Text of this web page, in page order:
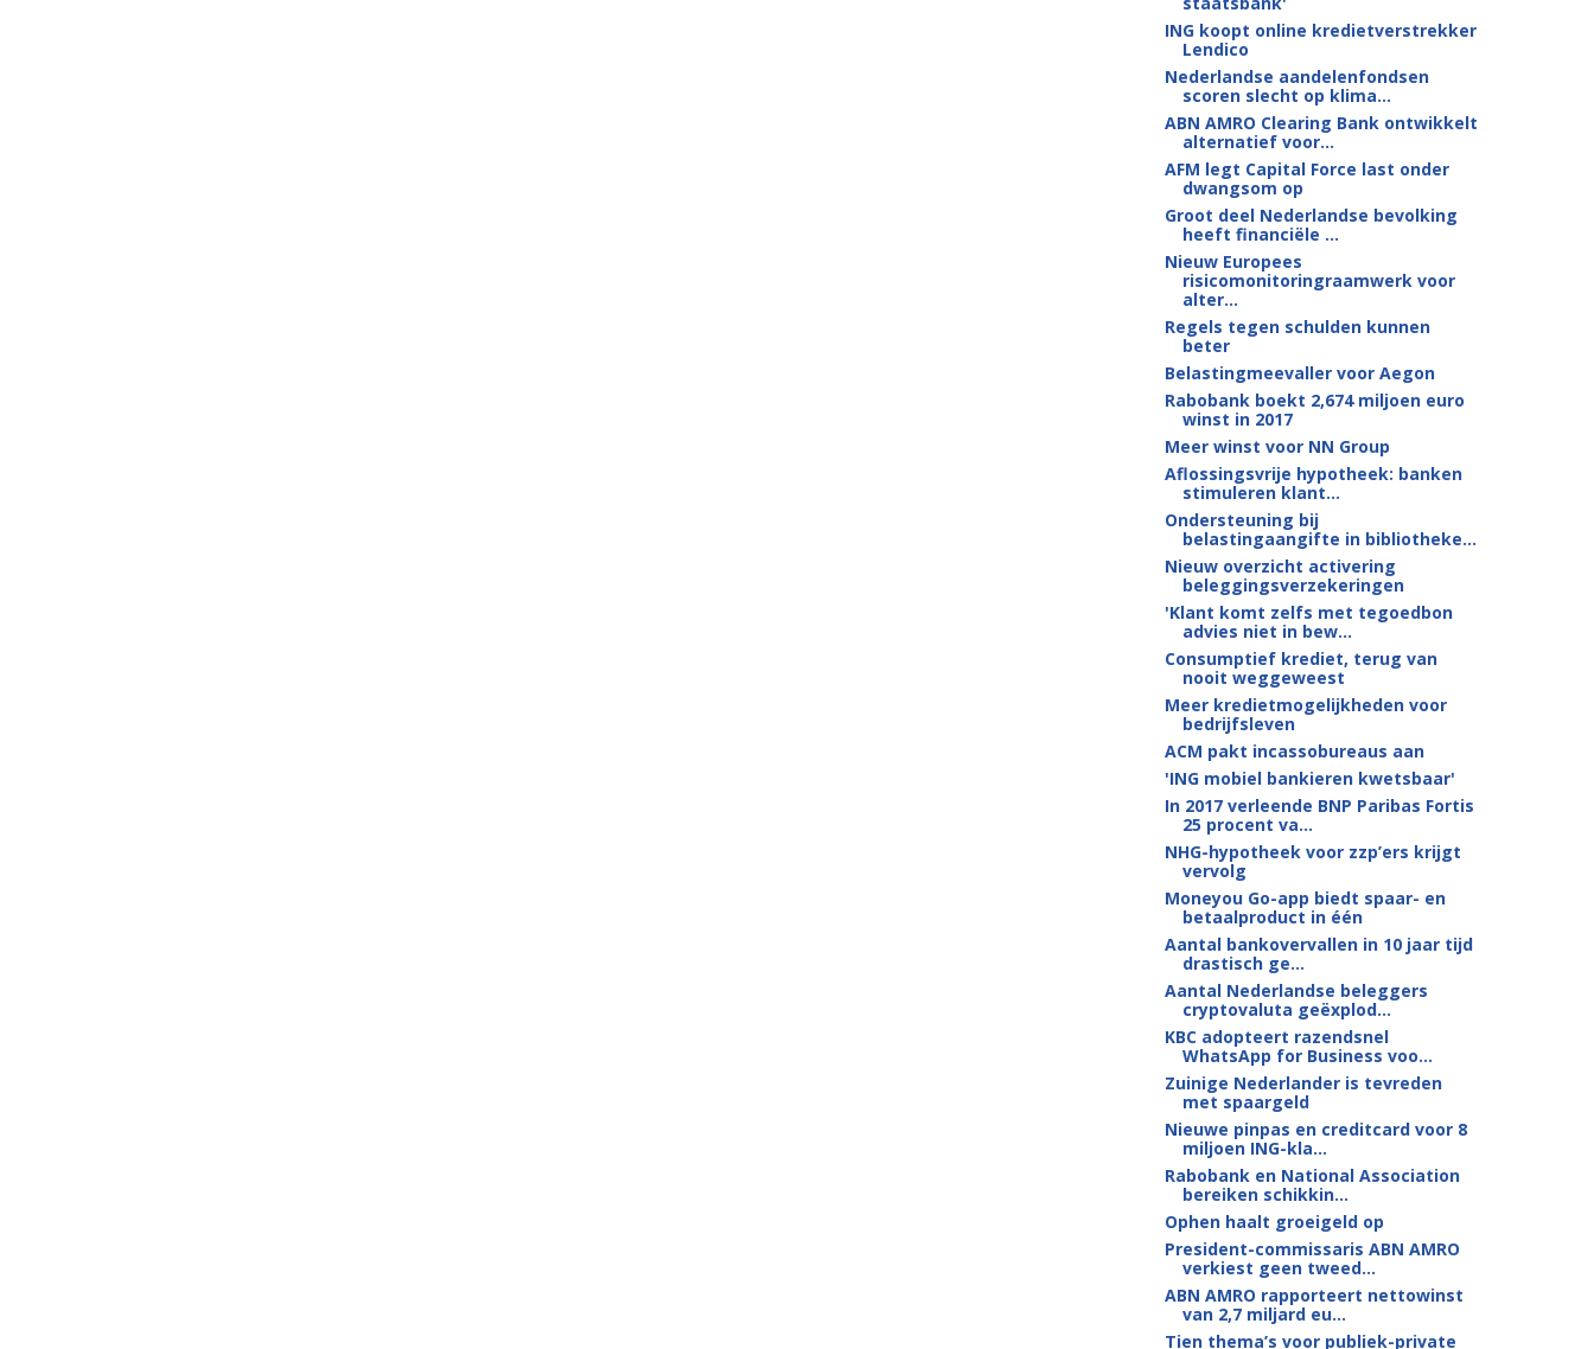
ING koopt online kredietverstrekker
Lendico
Nederlandse aandelenfondsen
scoren slecht op klima...
ABN AMRO Clearing Bank ontwikkelt
alternatief voor...
AFM legt Capital Force last onder
dwangsom op
Groot deel Nederlandse bevolking
heeft financiële ...
Nieuw Europees
risicomonitoringraamwerk voor
alter...
Regels tegen schulden kunnen
beter
Belastingmeevaller voor Aegon
Rabobank boekt 2,674 miljoen euro
winst in 2017
Meer winst voor NN Group
Aflossingsvrije hypotheek: banken
stimuleren klant...
Ondersteuning bij
belastingaangifte in bibliotheke...
Nieuw overzicht activering
beleggingsverzekeringen
'Klant komt zelfs met tegoedbon
advies niet in bew...
Consumptief krediet, terug van
nooit weggeweest
Meer kredietmogelijkheden voor
bedrijfsleven
ACM pakt incassobureaus aan
'ING mobiel bankieren kwetsbaar'
In 2017 verleende BNP Paribas Fortis
25 procent va...
NHG-hypotheek voor zzp’ers krijgt
vervolg
Moneyou Go-app biedt spaar- en
betaalproduct in één
Aantal bankovervallen in 10 jaar tijd
drastisch ge...
Aantal Nederlandse beleggers
cryptovaluta geëxplod...
KBC adopteert razendsnel
WhatsApp for Business voo...
Zuinige Nederlander is tevreden
met spaargeld
Nieuwe pinpas en creditcard voor 8
miljoen ING-kla...
Rabobank en National Association
bereiken schikkin...
Ophen haalt groeigeld op
President-commissaris ABN AMRO
verkiest geen tweed...
ABN AMRO rapporteert nettowinst
van 2,7 miljard eu...
Tien thema’s voor publiek-private